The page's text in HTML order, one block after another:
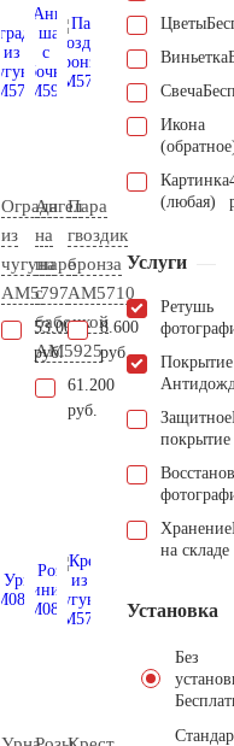
Ограда
из
чугуна
AM5797
53.000
руб.
Ангел
на
шаре
с
бабочкой
AM5925
61.200
руб.
Пара
гвоздик
бронза
AM5710
8.600
руб.
Цветы
Виньетка
Свеча
Икона
Картинка
(любая)
Услуги
Ретушь
Покрытие
Защитное
покрытие
Хранение
на складе
Установка
Без